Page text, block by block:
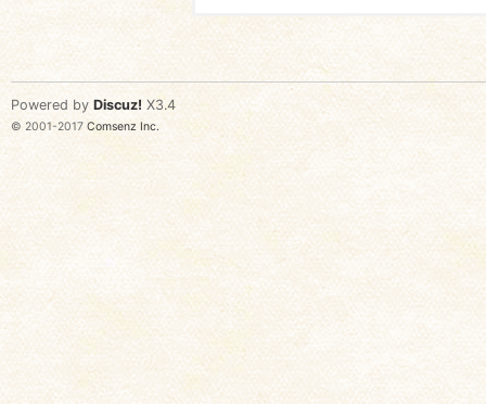
Powered by Discuz! X3.4
© 2001-2017 Comsenz Inc.